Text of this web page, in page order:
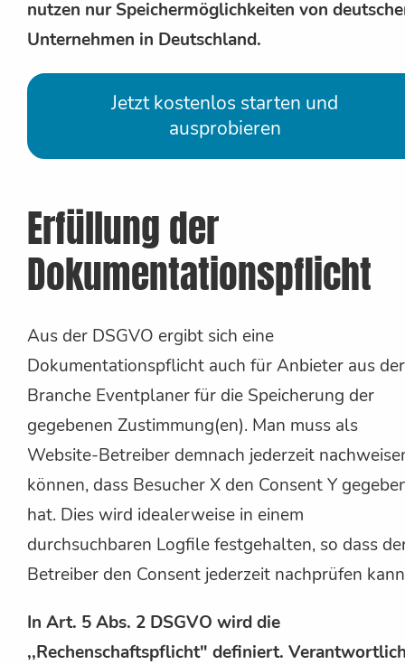
nutzen nur Speichermöglichkeiten von
Unternehmen in Deutschland.
Jetzt kostenlos starten und
ausprobieren
Erfüllung der
Dokumentationspflicht
Aus der DSGVO ergibt sich eine
Dokumentationspflicht auch für Anbieter aus der
Branche Eventplaner für die Speicherung der
gegebenen Zustimmung(en). Man muss als
Website-Betreiber demnach jederzeit
können, dass Besucher X den Consent Y
hat. Dies wird idealerweise in einem
durchsuchbaren Logfile festgehalten, so dass
Betreiber den Consent jederzeit nachprüfen
In Art. 5 Abs. 2 DSGVO wird die
,,Rechenschaftspflicht" definiert.